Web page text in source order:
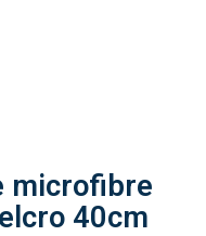
microfibre
40cm